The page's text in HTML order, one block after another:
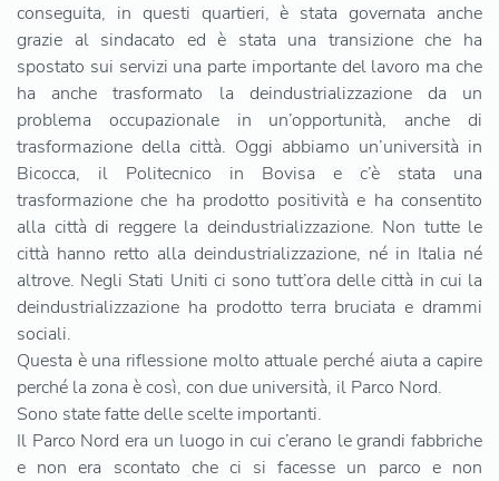
conseguita, in questi quartieri, è stata governata anche
grazie al sindacato ed è stata una transizione che ha
spostato sui servizi una parte importante del lavoro ma che
ha anche trasformato la deindustrializzazione da un
problema occupazionale in un’opportunità, anche di
trasformazione della città. Oggi abbiamo un’università in
Bicocca, il Politecnico in Bovisa e c’è stata una
trasformazione che ha prodotto positività e ha consentito
alla città di reggere la deindustrializzazione. Non tutte le
città hanno retto alla deindustrializzazione, né in Italia né
altrove. Negli Stati Uniti ci sono tutt’ora delle città in cui la
deindustrializzazione ha prodotto terra bruciata e drammi
sociali.
Questa è una riflessione molto attuale perché aiuta a capire
perché la zona è così, con due università, il Parco Nord.
Sono state fatte delle scelte importanti.
Il Parco Nord era un luogo in cui c’erano le grandi fabbriche
e non era scontato che ci si facesse un parco e non